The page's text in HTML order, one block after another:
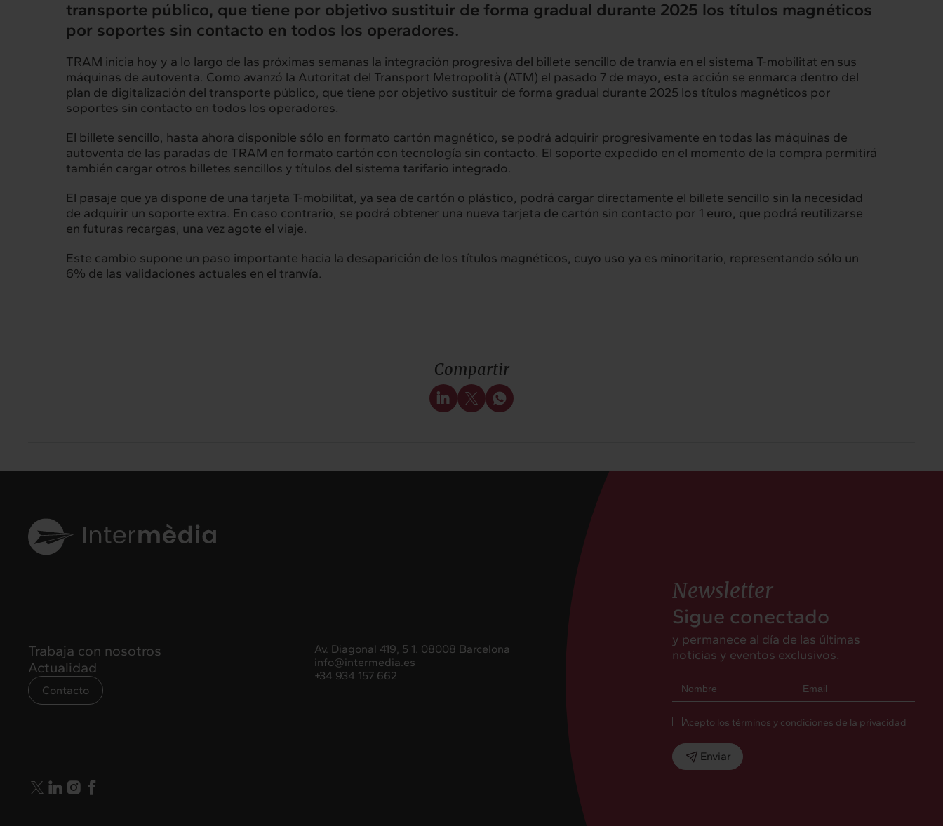
Sobre nosotros Nuestros servicios
Interrelación Insights Intercambio
transporte público, que tiene por objetivo sustituir de forma gradual durante 2025 los títulos magnéticos
por soportes sin contacto en todos los operadores.
TRAM inicia hoy y a lo largo de las próximas semanas la integración progresiva del billete sencillo de tranvía en el sistema T-mobilitat en sus
máquinas de autoventa. Como avanzó la Autoritat del Transport Metropolità (ATM) el pasado 7 de mayo, esta acción se enmarca dentro del
plan de digitalización del transporte público, que tiene por objetivo sustituir de forma gradual durante 2025 los títulos magnéticos por
soportes sin contacto en todos los operadores.
El billete sencillo, hasta ahora disponible sólo en formato cartón magnético, se podrá adquirir progresivamente en todas las máquinas de
autoventa de las paradas de TRAM en formato cartón con tecnología sin contacto. El soporte expedido en el momento de la compra permitirá
también cargar otros billetes sencillos y títulos del sistema tarifario integrado.
El pasaje que ya dispone de una tarjeta T-mobilitat, ya sea de cartón o plástico, podrá cargar directamente el billete sencillo sin la necesidad
de adquirir un soporte extra. En caso contrario, se podrá obtener una nueva tarjeta de cartón sin contacto por 1 euro, que podrá reutilizarse
en futuras recargas, una vez agote el viaje.
Este cambio supone un paso importante hacia la desaparición de los títulos magnéticos, cuyo uso ya es minoritario, representando sólo un
6% de las validaciones actuales en el tranvía.
Compartir
Trabaja con nosotros
Actualidad
Contacto
Av. Diagonal 419, 5 1. 08008 Barcelona
info@intermedia.es
+34 934 157 662
Newsletter
Sigue conectado
y permanece al día de las últimas
noticias y eventos exclusivos.
Acepto los términos y condiciones de la privacidad
Enviar